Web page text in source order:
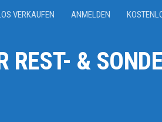
VERKAUFEN ANMELDEN
&